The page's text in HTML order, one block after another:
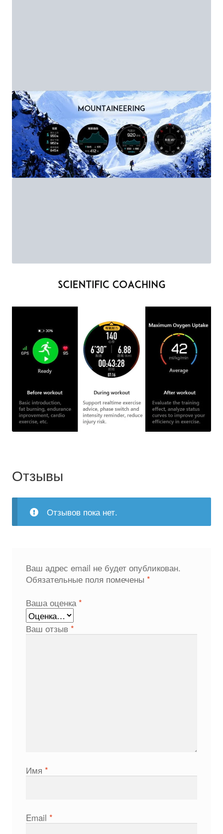
Отзывы
Отзывов пока нет.
Ваш адрес email не будет опубликован.
Обязательные поля помечены *
Ваша оценка *
Ваш отзыв *
Имя *
Email *